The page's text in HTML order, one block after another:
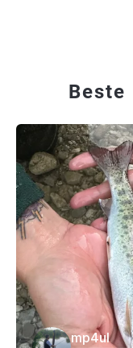
Beste
mp4ul